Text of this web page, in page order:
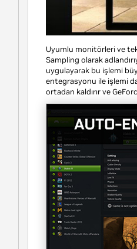
Uyumlu monitörleri ve
Sampling olarak
uygulayarak bu işlemi
entegrasyonu ile işlemi
ortadan kaldırır ve